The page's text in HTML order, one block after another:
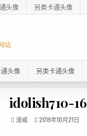
头像 另类卡通头像
站
头像 另类卡通头像
idolish710-16
漫威 2019年10月21日